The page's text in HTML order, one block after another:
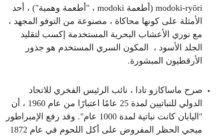
modoki-ryōri (أطعمة modoki ، "أطعمة وهمية") ، أحد
الأمثلة على كونها محاكاة ، مصنوعة من التوفو المجهد ،
مع نوري الأعشاب البحرية المستخدمة إكسب لتقليد
الجلد الأسود ، المكون السري المستخدم هو جذور
الأرقطيون المبشورة.
صرح ماساكازو تادا ، نائب الرئيس الفخري للاتحاد
الدولي للنباتيين لمدة 25 عامًا اعتبارًا من عام 1960 ، أن
"اليابان كانت نباتية لمدة 1000 عام". وقد رفع الإمبراطور
ميجي الحظر المفروض على أكل اللحوم في عام 1872